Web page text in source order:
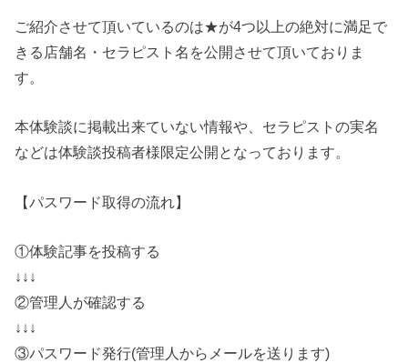
ご紹介させて頂いているのは★が4つ以上の絶対に満足で
きる店舗名・セラピスト名を公開させて頂いておりま
す。
本体験談に掲載出来ていない情報や、セラピストの実名
などは体験談投稿者様限定公開となっております。
【パスワード取得の流れ】
①体験記事を投稿する
↓↓↓
②管理人が確認する
↓↓↓
③パスワード発行(管理人からメールを送ります)